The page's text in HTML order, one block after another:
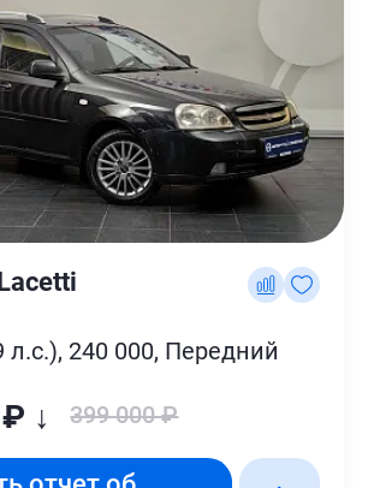
л.с.), 240 000, Передний
↓ 399 000 ₽